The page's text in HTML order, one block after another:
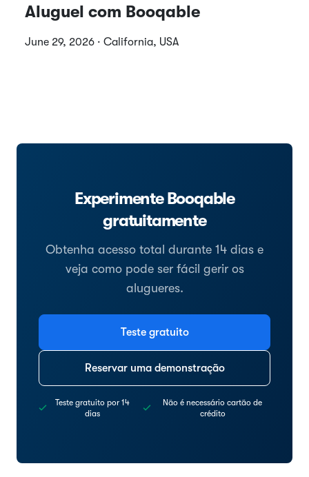
Aluguel com Booqable
June 29, 2026 · California, USA
Experimente Booqable
gratuitamente
Obtenha acesso total durante 14 dias e
veja como pode ser fácil gerir os
alugueres.
Teste gratuito
Reservar uma demonstração
Teste gratuito por 14
dias
Não é necessário cartão de
crédito